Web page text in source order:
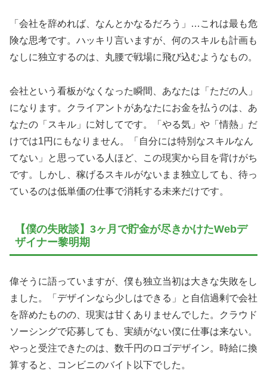
「会社を辞めれば、なんとかなるだろう」…これは最も危
険な思考です。ハッキリ言いますが、何のスキルも計画も
なしに独立するのは、丸腰で戦場に飛び込むようなもの。
会社という看板がなくなった瞬間、あなたは「ただの人」
になります。クライアントがあなたにお金を払うのは、あ
なたの「スキル」に対してです。「やる気」や「情熱」だ
けでは1円にもなりません。「自分には特別なスキルなん
てない」と思っている人ほど、この現実から目を背けがち
です。しかし、稼げるスキルがないまま独立しても、待っ
ているのは低単価の仕事で消耗する未来だけです。
【僕の失敗談】3ヶ月で貯金が尽きかけたWebデ
ザイナー黎明期
偉そうに語っていますが、僕も独立当初は大きな失敗をし
ました。「デザインなら少しはできる」と自信過剰で会社
を辞めたものの、現実は甘くありませんでした。クラウド
ソーシングで応募しても、実績がない僕に仕事は来ない。
やっと受注できたのは、数千円のロゴデザイン。時給に換
算すると、コンビニのバイト以下でした。